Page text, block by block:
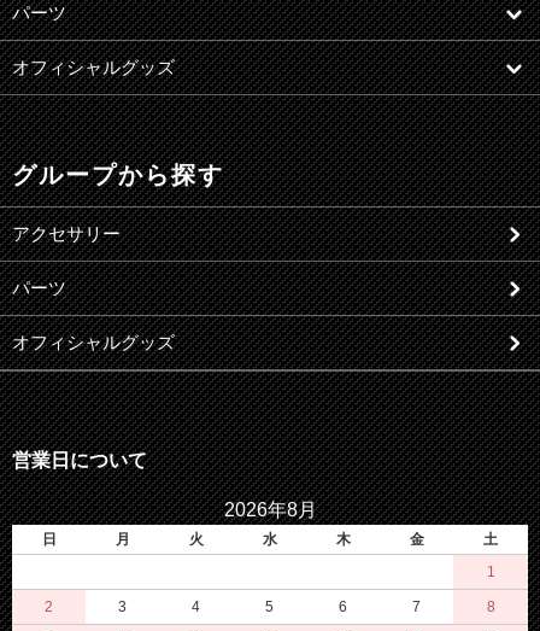
パーツ
オフィシャルグッズ
グループから探す
アクセサリー
パーツ
オフィシャルグッズ
営業日について
2026年8月
日 月 火 水 木 金
土
1
2 3 4 5 6 7 8